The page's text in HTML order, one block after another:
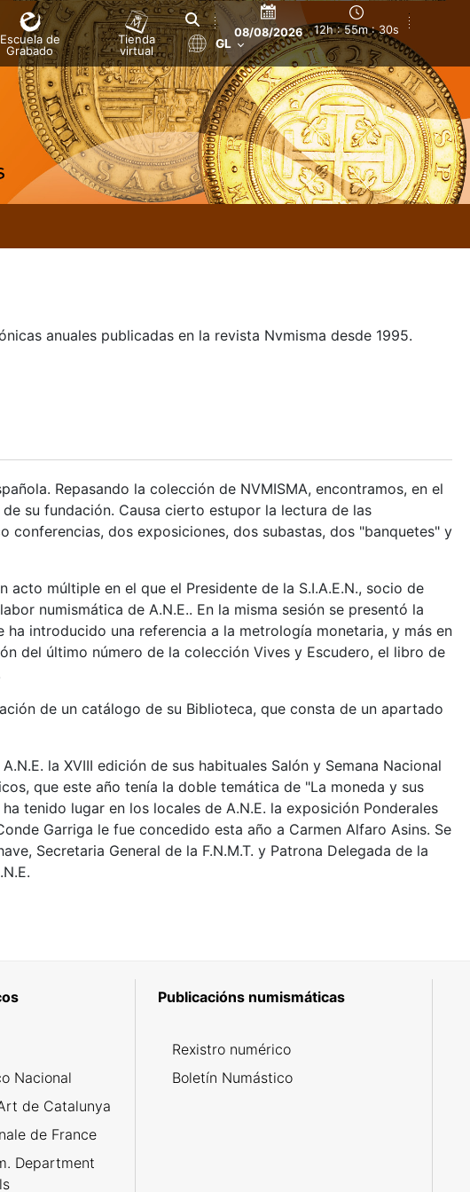
Escuela de
Grabado
Tienda
virtual
08/08/2026 12h : 55m : 30s
GL
anuales publicadas en la revista Nvmisma desde 1995.
Repasando la colección de NVMISMA, encontramos, en el
su fundación. Causa cierto estupor la lectura de las
conferencias, dos exposiciones, dos subastas, dos "banquetes" y
múltiple en el que el Presidente de la S.I.A.E.N., socio de
numismática de A.N.E.. En la misma sesión se presentó la
introducido una referencia a la metrología monetaria, y más en
del último número de la colección Vives y Escudero, el libro de
de un catálogo de su Biblioteca, que consta de un apartado
la XVIII edición de sus habituales Salón y Semana Nacional
que este año tenía la doble temática de "La moneda y sus
tenido lugar en los locales de A.N.E. la exposición Ponderales
Garriga le fue concedido esta año a Carmen Alfaro Asins. Se
Secretaria General de la F.N.M.T. y Patrona Delegada de la
Nacional
de Catalunya
de France
Department
Publicacións numismáticas
Rexistro numérico
Boletín Numástico